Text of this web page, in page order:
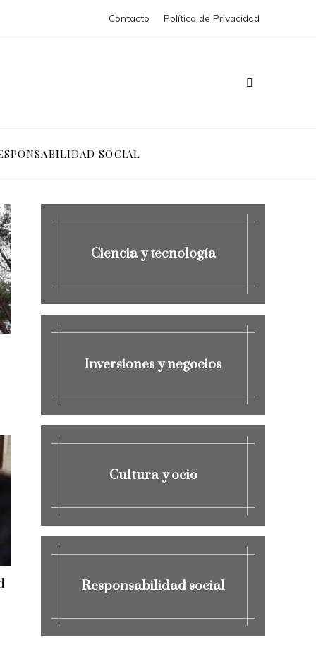
Contacto Política de Privacidad
SOCIAL
Ciencia y tecnología
Inversiones y negocios
Cultura y ocio
Responsabilidad social